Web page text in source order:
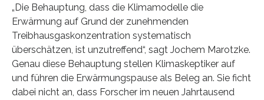
„Die Behauptung, dass die Klimamodelle die
Erwärmung auf Grund der zunehmenden
Treibhausgaskonzentration systematisch
überschätzen, ist unzutreffend“, sagt Jochem Marotzke.
Genau diese Behauptung stellen Klimaskeptiker auf
und führen die Erwärmungspause als Beleg an. Sie ficht
dabei nicht an, dass Forscher im neuen Jahrtausend